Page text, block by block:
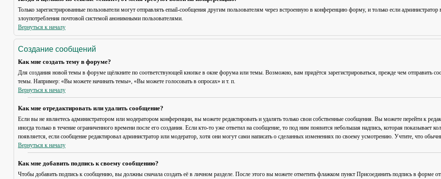
Только зарегистрированные пользователи могут отправлять email-сообщения другим пользователям через встроенную в конференцию форму, и только если
злоупотребления почтовой системой анонимными пользователями.
Вернуться к началу
Создание сообщений
Как мне создать тему в форуме?
Для создания новой темы в форуме щёлкните по соответствующей кнопке в окне форума или темы. Возможно, вам придётся зарегистрироваться, прежде чем отправить
темы. Например: «Вы можете начинать темы», «Вы можете голосовать в опросах» и т. п.
Вернуться к началу
Как мне отредактировать или удалить сообщение?
Если вы не являетесь администратором или модератором конференции, вы можете редактировать и удалять только свои собственные сообщения. Вы можете перейти к
иногда только в течение ограниченного времени после его создания. Если кто-то уже ответил на сообщение, то под ним появится небольшая надпись, которая показывает
появляется, если сообщение редактировал администратор или модератор, хотя они могут сами написать о сделанных изменениях по своему усмотрению. Учтите, что
Вернуться к началу
Как мне добавить подпись к своему сообщению?
Чтобы добавить подпись к сообщению, вы должны сначала создать её в личном разделе. После этого вы можете отметить флажком пункт Присоединить подпись в форме